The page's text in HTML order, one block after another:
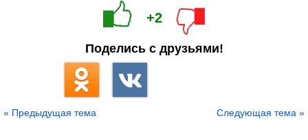
+2
Поделись с друзьями!
« Предыдущая тема Следующая тема »